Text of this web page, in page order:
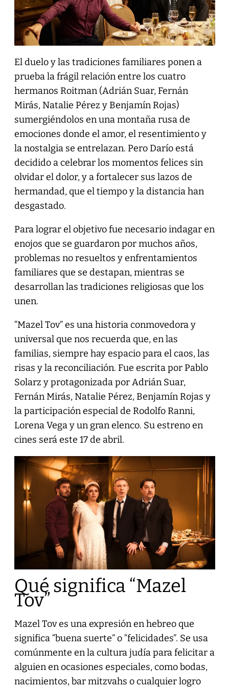
El duelo y las tradiciones familiares ponen a
prueba la frágil relación entre los cuatro
hermanos Roitman (Adrián Suar, Fernán
Mirás, Natalie Pérez y Benjamín Rojas)
sumergiéndolos en una montaña rusa de
emociones donde el amor, el resentimiento y
la nostalgia se entrelazan. Pero Darío está
decidido a celebrar los momentos felices sin
olvidar el dolor, y a fortalecer sus lazos de
hermandad, que el tiempo y la distancia han
desgastado.
Para lograr el objetivo fue necesario indagar en
enojos que se guardaron por muchos años,
problemas no resueltos y enfrentamientos
familiares que se destapan, mientras se
desarrollan las tradiciones religiosas que los
unen.
“Mazel Tov” es una historia conmovedora y
universal que nos recuerda que, en las
familias, siempre hay espacio para el caos, las
risas y la reconciliación. Fue escrita por Pablo
Solarz y protagonizada por Adrián Suar,
Fernán Mirás, Natalie Pérez, Benjamín Rojas y
la participación especial de Rodolfo Ranni,
Lorena Vega y un gran elenco. Su estreno en
cines será este 17 de abril.
Qué significa “Mazel
Tov”
Mazel Tov es una expresión en hebreo que
significa “buena suerte” o “felicidades”. Se usa
comúnmente en la cultura judía para felicitar a
alguien en ocasiones especiales, como bodas,
nacimientos, bar mitzvahs o cualquier logro